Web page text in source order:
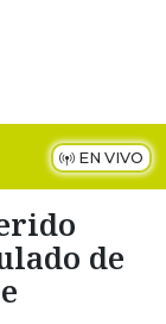
EN VIVO
de